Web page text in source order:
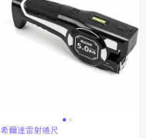
希爾達雷射捲尺